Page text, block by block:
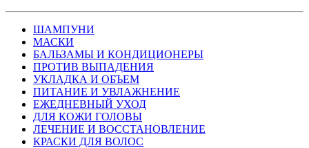
ШАМПУНИ
МАСКИ
БАЛЬЗАМЫ И КОНДИЦИОНЕРЫ
ПРОТИВ ВЫПАДЕНИЯ
УКЛАДКА И ОБЪЕМ
ПИТАНИЕ И УВЛАЖНЕНИЕ
ЕЖЕДНЕВНЫЙ УХОД
ДЛЯ КОЖИ ГОЛОВЫ
ЛЕЧЕНИЕ И ВОССТАНОВЛЕНИЕ
КРАСКИ ДЛЯ ВОЛОС